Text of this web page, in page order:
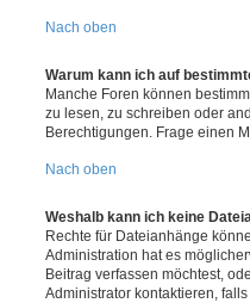
Nach oben
Warum kann ich auf
Manche Foren können
zu lesen, zu schreiben oder
Berechtigungen. Frage einen
Nach oben
Weshalb kann ich keine
Rechte für Dateianhänge
Administration hat es
Beitrag verfassen möchtest,
Administrator kontaktieren,